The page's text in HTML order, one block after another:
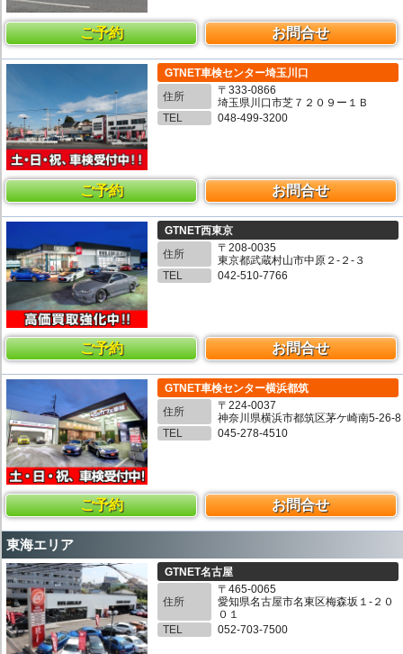
ご予約 お問合せ
GTNET車検センター埼玉川口
住所
〒333-0866
埼玉県川口市芝７２０９ー１Ｂ
TEL
048-499-3200
ご予約 お問合せ
GTNET西東京
住所
〒208-0035
東京都武蔵村山市中原２-２-３
TEL
042-510-7766
ご予約 お問合せ
GTNET車検センター横浜都筑
住所
〒224-0037
神奈川県横浜市都筑区茅ケ崎南5-26-8
TEL
045-278-4510
ご予約 お問合せ
東海エリア
GTNET名古屋
住所
〒465-0065
愛知県名古屋市名東区梅森坂１-２０
０１
TEL
052-703-7500